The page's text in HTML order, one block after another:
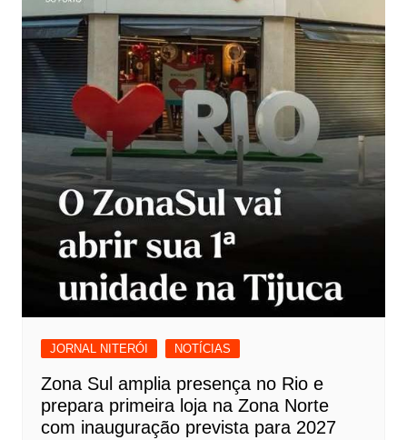
JORNAL NITERÓI NOTÍCIAS
Zona Sul amplia presença no Rio e
prepara primeira loja na Zona Norte
com inauguração prevista para 2027